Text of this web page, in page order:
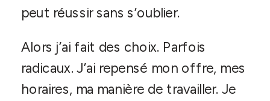
peut réussir sans s’oublier.
Alors j’ai fait des choix. Parfois
radicaux. J’ai repensé mon offre, mes
horaires, ma manière de travailler. Je